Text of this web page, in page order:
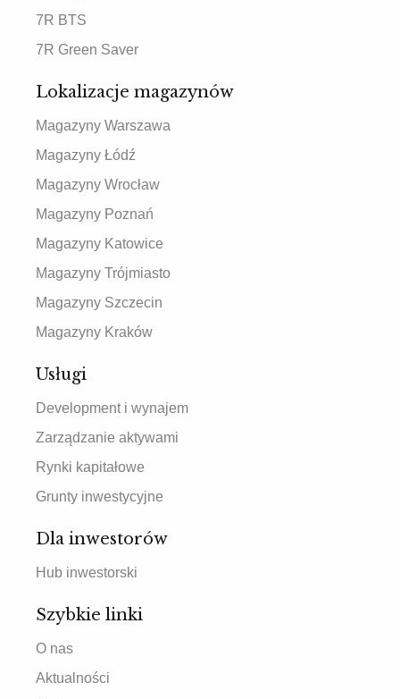
7R BTS
7R Green Saver
Lokalizacje magazynów
Magazyny Warszawa
Magazyny Łódź
Magazyny Wrocław
Magazyny Poznań
Magazyny Katowice
Magazyny Trójmiasto
Magazyny Szczecin
Magazyny Kraków
Usługi
Development i wynajem
Zarządzanie aktywami
Rynki kapitałowe
Grunty inwestycyjne
Dla inwestorów
Hub inwestorski
Szybkie linki
O nas
Aktualności